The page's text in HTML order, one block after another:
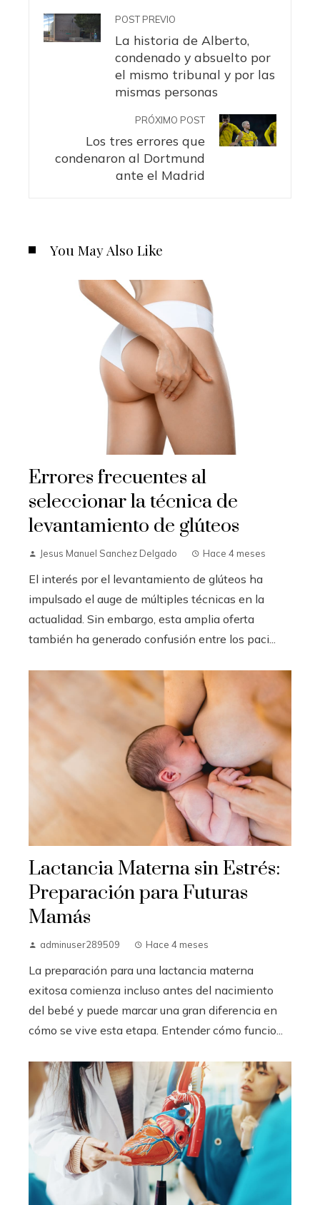
POST PREVIO
La historia de Alberto,
condenado y absuelto por
el mismo tribunal y por las
mismas personas
PRÓXIMO POST
Los tres errores que
condenaron al Dortmund
ante el Madrid
You May Also Like
Errores frecuentes al
seleccionar la técnica de
levantamiento de glúteos
Jesus Manuel Sanchez Delgado Hace 4 meses
El interés por el levantamiento de glúteos ha
impulsado el auge de múltiples técnicas en la
actualidad. Sin embargo, esta amplia oferta
también ha generado confusión entre los paci...
Lactancia Materna sin Estrés:
Preparación para Futuras
Mamás
adminuser289509 Hace 4 meses
La preparación para una lactancia materna
exitosa comienza incluso antes del nacimiento
del bebé y puede marcar una gran diferencia en
cómo se vive esta etapa. Entender cómo funcio...